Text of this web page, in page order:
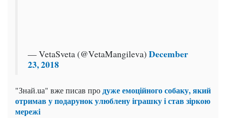
— VetaSveta (@VetaMangileva) December
23, 2018
"Знай.uа" вже писав продуже емоційного собаку, який
отримав у подарунок улюблену іграшку і став зіркою
мережі